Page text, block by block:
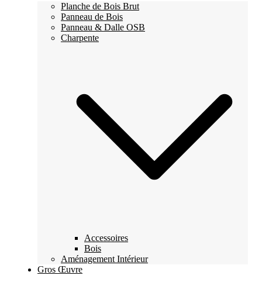
Planche de Bois Brut
Panneau de Bois
Panneau & Dalle OSB
Charpente
Accessoires
Bois
Aménagement Intérieur
Gros Œuvre